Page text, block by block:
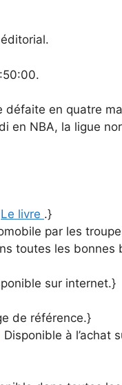
défaite en quatre
en NBA, la ligue
Le livre .}
par les
toutes les bonnes
sur internet.}
de référence.}
Disponible à l’achat